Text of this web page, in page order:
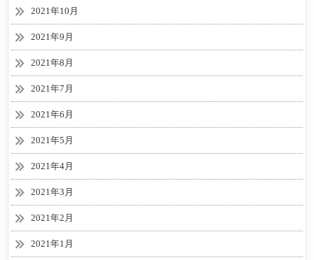
2021年10月
2021年9月
2021年8月
2021年7月
2021年6月
2021年5月
2021年4月
2021年3月
2021年2月
2021年1月